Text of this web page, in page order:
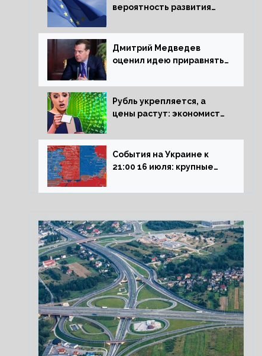
вероятность развития
Дмитрий Медведев
оценил идею приравнять
блокадникам
Рубль укрепляется, а
цены растут: экономист
падающего доллара на
рынок РФ
События на Украине к
21:00 16 июля: крупные
Северском, Киев